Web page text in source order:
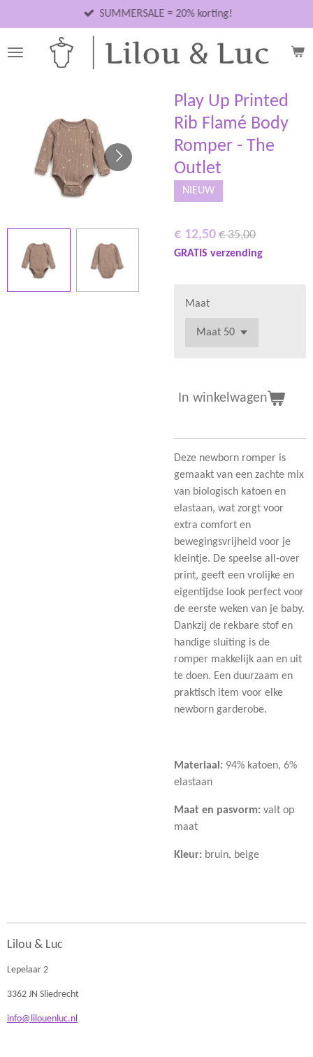
direct
naar
SUMMERSALE = 20% korting!
Play Up Printed
Rib Flamé Body
Romper - The
Outlet
NIEUW
€ 12,50 € 35,00
GRATIS verzending
Maat
In winkelwagen
Deze newborn romper is
gemaakt van een zachte mix
van biologisch katoen en
elastaan, wat zorgt voor
extra comfort en
bewegingsvrijheid voor je
kleintje. De speelse all-over
print, geeft een vrolijke en
eigentijdse look perfect voor
de eerste weken van je baby.
Dankzij de rekbare stof en
handige sluiting is de
romper makkelijk aan en uit
te doen. Een duurzaam en
praktisch item voor elke
newborn garderobe.
Materiaal: 94% katoen, 6%
elastaan
Maat en pasvorm: valt op
maat
Kleur: bruin, beige
Lilou & Luc
Lepelaar 2
3362 JN Sliedrecht
info@lilouenluc.nl